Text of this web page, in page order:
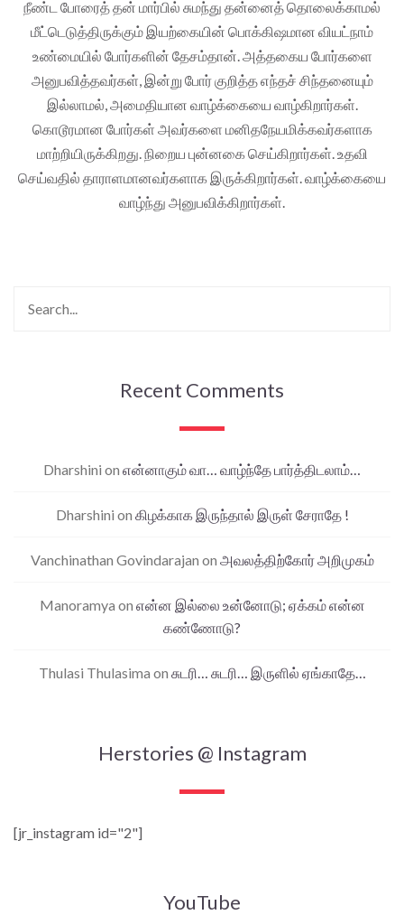
நீண்ட போரைத் தன் மார்பில் சுமந்து தன்னைத் தொலைக்காமல்
மீட்டெடுத்திருக்கும் இயற்கையின் பொக்கிஷமான வியட்நாம்
உண்மையில் போர்களின் தேசம்தான். அத்தகைய போர்களை
அனுபவித்தவர்கள், இன்று போர் குறித்த எந்தச் சிந்தனையும்
இல்லாமல், அமைதியான வாழ்க்கையை வாழ்கிறார்கள்.
கொடூரமான போர்கள் அவர்களை மனிதநேயமிக்கவர்களாக
மாற்றியிருக்கிறது. நிறைய புன்னகை செய்கிறார்கள். உதவி
செய்வதில் தாராளமானவர்களாக இருக்கிறார்கள். வாழ்க்கையை
வாழ்ந்து அனுபவிக்கிறார்கள்.
Recent Comments
Dharshini on என்னாகும் வா… வாழ்ந்தே பார்த்திடலாம்…
Dharshini on கிழக்காக இருந்தால் இருள் சேராதே !
Vanchinathan Govindarajan on அவலத்திற்கோர் அறிமுகம்
Manoramya on என்ன இல்லை உன்னோடு; ஏக்கம் என்ன
கண்ணோடு?
Thulasi Thulasima on சுடரி… சுடரி… இருளில் ஏங்காதே…
Herstories @ Instagram
[jr_instagram id="2"]
YouTube